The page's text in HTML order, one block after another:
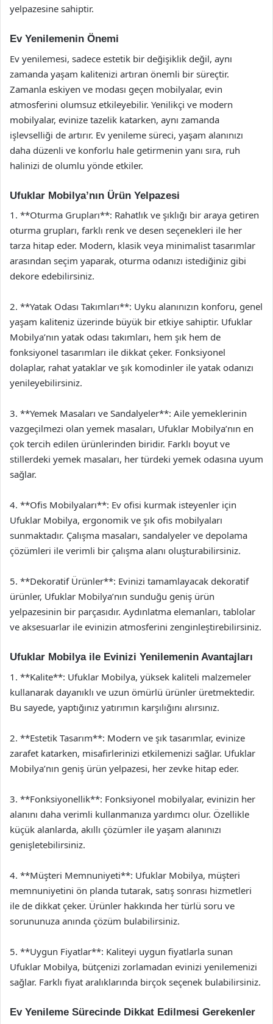
yelpazesine sahiptir.
Ev Yenilemenin Önemi
Ev yenilemesi, sadece estetik bir değişiklik değil, aynı
zamanda yaşam kalitenizi artıran önemli bir süreçtir.
Zamanla eskiyen ve modası geçen mobilyalar, evin
atmosferini olumsuz etkileyebilir. Yenilikçi ve modern
mobilyalar, evinize tazelik katarken, aynı zamanda
işlevselliği de artırır. Ev yenileme süreci, yaşam alanınızı
daha düzenli ve konforlu hale getirmenin yanı sıra, ruh
halinizi de olumlu yönde etkiler.
Ufuklar Mobilya’nın Ürün Yelpazesi
1. **Oturma Grupları**: Rahatlık ve şıklığı bir araya getiren
oturma grupları, farklı renk ve desen seçenekleri ile her
tarza hitap eder. Modern, klasik veya minimalist tasarımlar
arasından seçim yaparak, oturma odanızı istediğiniz gibi
dekore edebilirsiniz.
2. **Yatak Odası Takımları**: Uyku alanınızın konforu, genel
yaşam kaliteniz üzerinde büyük bir etkiye sahiptir. Ufuklar
Mobilya’nın yatak odası takımları, hem şık hem de
fonksiyonel tasarımları ile dikkat çeker. Fonksiyonel
dolaplar, rahat yataklar ve şık komodinler ile yatak odanızı
yenileyebilirsiniz.
3. **Yemek Masaları ve Sandalyeler**: Aile yemeklerinin
vazgeçilmezi olan yemek masaları, Ufuklar Mobilya’nın en
çok tercih edilen ürünlerinden biridir. Farklı boyut ve
stillerdeki yemek masaları, her türdeki yemek odasına uyum
sağlar.
4. **Ofis Mobilyaları**: Ev ofisi kurmak isteyenler için
Ufuklar Mobilya, ergonomik ve şık ofis mobilyaları
sunmaktadır. Çalışma masaları, sandalyeler ve depolama
çözümleri ile verimli bir çalışma alanı oluşturabilirsiniz.
5. **Dekoratif Ürünler**: Evinizi tamamlayacak dekoratif
ürünler, Ufuklar Mobilya’nın sunduğu geniş ürün
yelpazesinin bir parçasıdır. Aydınlatma elemanları, tablolar
ve aksesuarlar ile evinizin atmosferini zenginleştirebilirsiniz.
Ufuklar Mobilya ile Evinizi Yenilemenin Avantajları
1. **Kalite**: Ufuklar Mobilya, yüksek kaliteli malzemeler
kullanarak dayanıklı ve uzun ömürlü ürünler üretmektedir.
Bu sayede, yaptığınız yatırımın karşılığını alırsınız.
2. **Estetik Tasarım**: Modern ve şık tasarımlar, evinize
zarafet katarken, misafirlerinizi etkilemenizi sağlar. Ufuklar
Mobilya’nın geniş ürün yelpazesi, her zevke hitap eder.
3. **Fonksiyonellik**: Fonksiyonel mobilyalar, evinizin her
alanını daha verimli kullanmanıza yardımcı olur. Özellikle
küçük alanlarda, akıllı çözümler ile yaşam alanınızı
genişletebilirsiniz.
4. **Müşteri Memnuniyeti**: Ufuklar Mobilya, müşteri
memnuniyetini ön planda tutarak, satış sonrası hizmetleri
ile de dikkat çeker. Ürünler hakkında her türlü soru ve
sorununuza anında çözüm bulabilirsiniz.
5. **Uygun Fiyatlar**: Kaliteyi uygun fiyatlarla sunan
Ufuklar Mobilya, bütçenizi zorlamadan evinizi yenilemenizi
sağlar. Farklı fiyat aralıklarında birçok seçenek bulabilirsiniz.
Ev Yenileme Sürecinde Dikkat Edilmesi Gerekenler